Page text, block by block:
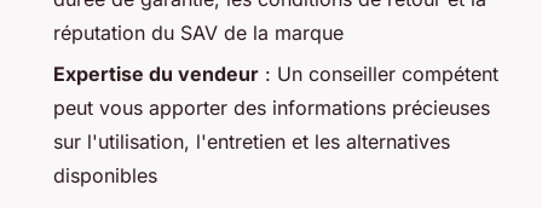
réputation du SAV de la marque
Expertise du vendeur : Un conseiller compétent
peut vous apporter des informations précieuses
sur l'utilisation, l'entretien et les alternatives
disponibles